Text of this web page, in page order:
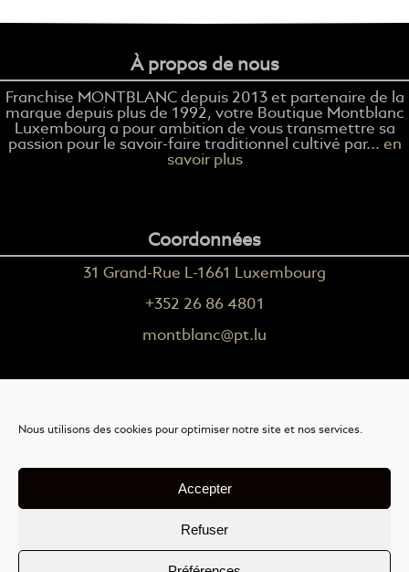
Nous utilisons des cookies pour optimiser notre site et nos services.
Accepter
Refuser
À propos de nous
Franchise MONTBLANC depuis 2013 et partenaire de la
marque depuis plus de 1992, votre Boutique Montblanc
Luxembourg a pour ambition de vous transmettre sa
passion pour le savoir-faire traditionnel cultivé par... en
savoir plus
Coordonnées
31 Grand-Rue L-1661 Luxembourg
+352 26 86 4801
montblanc@pt.lu
Mention légales